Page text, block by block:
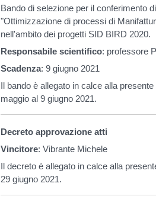
Bando di selezione per il conferimento
"Ottimizzazione di processi di
nell'ambito dei progetti SID BIRD 2020.
Responsabile scientifico: professore
Scadenza: 9 giugno 2021
Il bando è allegato in calce alla
maggio al 9 giugno 2021.
Decreto approvazione atti
Vincitore: Vibrante Michele
Il decreto è allegato in calce alla
29 giugno 2021.